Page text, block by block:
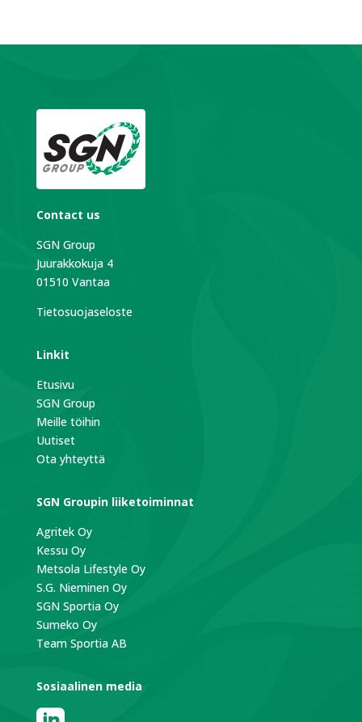
Contact us
SGN Group
Juurakkokuja 4
01510 Vantaa
Tietosuojaseloste
Linkit
Etusivu
SGN Group
Meille töihin
Uutiset
Ota yhteyttä
SGN Groupin liiketoiminnat
Agritek Oy
Kessu Oy
Metsola Lifestyle Oy
S.G. Nieminen Oy
SGN Sportia Oy
Sumeko Oy
Team Sportia AB
Sosiaalinen media